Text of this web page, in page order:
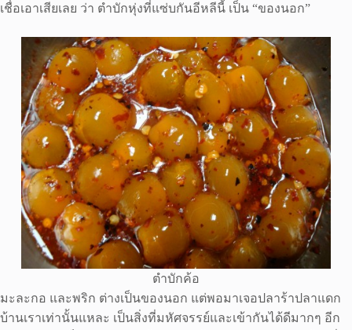
เชื่อเอาเสียเลย ว่า ตำบักหุ่งที่แซ่บกันอีหลีนี้ เป็น “ของนอก”
ตำบักค้อ
มะละกอ และพริก ต่างเป็นของนอก แต่พอมาเจอปลาร้าปลาแดก
บ้านเราเท่านั้นแหละ เป็นสิ่งที่มหัศจรรย์และเข้ากันได้ดีมากๆ อีก